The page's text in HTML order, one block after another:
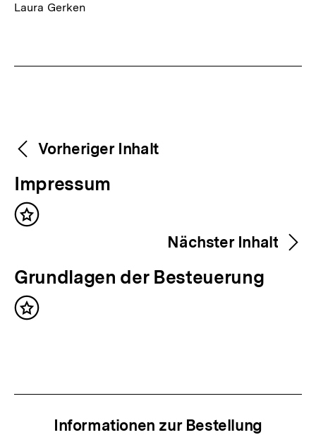
Laura Gerken
Weitere
Inhalte
Content-
Navigation
Vorheriger Inhalt
V
o
r
e
r
i
Impressum
Inhalt
Nächster Inhalt
N
ä
c
Grundlagen der Besteuerung
Inhalt
Informationen zur Bestellung